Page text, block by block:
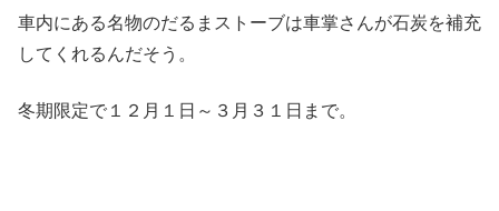
車内にある名物のだるまストーブは車掌さんが石炭を補充
してくれるんだそう。
冬期限定で１２月１日～３月３１日まで。